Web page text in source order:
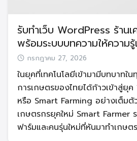
รับทำเว็บ WordPress ร้าน
พร้อมระบบบทความให้ความ
กรกฎาคม 27, 2026
ในยุคที่เทคโนโลยีเข้ามามีบทบาทใ
การเกษตรของไทยได้ก้าวเข้าสู่ยุค
หรือ Smart Farming อย่างเต็ม
เกษตรกรยุคใหม่ Smart Farmer
ฟาร์มและคนรุ่นใหม่ที่หันมาทำเกษต